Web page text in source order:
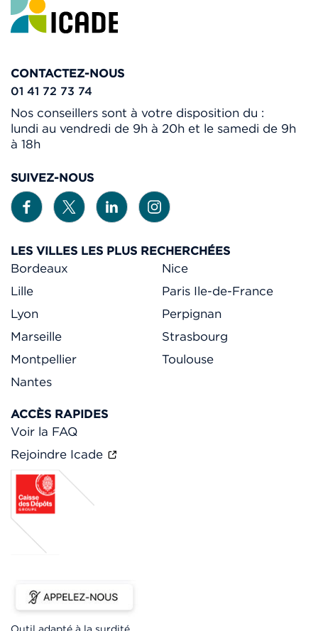
CONTACTEZ-NOUS
01 41 72 73 74
Nos conseillers sont à votre disposition du :
lundi au vendredi de 9h à 20h et le samedi de 9h
à 18h
SUIVEZ-NOUS
LES VILLES LES PLUS RECHERCHÉES
Bordeaux
Lille
Lyon
Marseille
Montpellier
Nantes
Nice
Paris Ile-de-France
Perpignan
Strasbourg
Toulouse
ACCÈS RAPIDES
Voir la FAQ
Rejoindre Icade